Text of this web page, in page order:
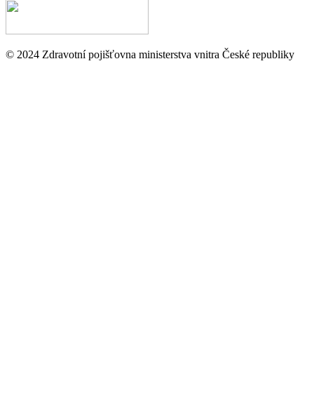
© 2024 Zdravotní pojišťovna ministerstva vnitra České republiky